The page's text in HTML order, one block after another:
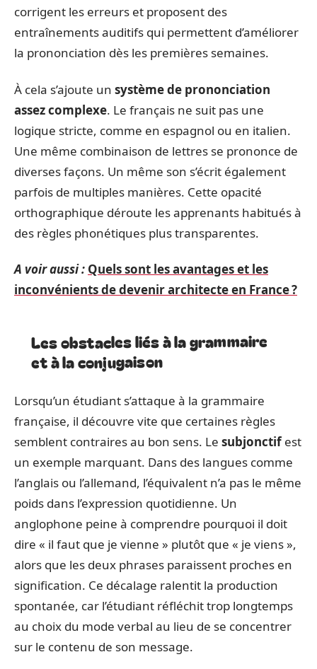
corrigent les erreurs et proposent des
entraînements auditifs qui permettent d’améliorer
la prononciation dès les premières semaines.
À cela s’ajoute un système de prononciation
assez complexe. Le français ne suit pas une
logique stricte, comme en espagnol ou en italien.
Une même combinaison de lettres se prononce de
diverses façons. Un même son s’écrit également
parfois de multiples manières. Cette opacité
orthographique déroute les apprenants habitués à
des règles phonétiques plus transparentes.
A voir aussi : Quels sont les avantages et les
inconvénients de devenir architecte en France ?
Les obstacles liés à la grammaire
et à la conjugaison
Lorsqu’un étudiant s’attaque à la grammaire
française, il découvre vite que certaines règles
semblent contraires au bon sens. Le subjonctifest
un exemple marquant. Dans des langues comme
l’anglais ou l’allemand, l’équivalent n’a pas le même
poids dans l’expression quotidienne. Un
anglophone peine à comprendre pourquoi il doit
dire « il faut que je vienne » plutôt que « je viens »,
alors que les deux phrases paraissent proches en
signification. Ce décalage ralentit la production
spontanée, car l’étudiant réfléchit trop longtemps
au choix du mode verbal au lieu de se concentrer
sur le contenu de son message.